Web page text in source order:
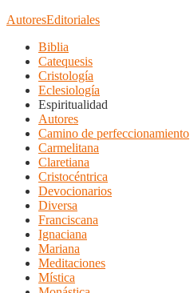
AutoresEditoriales
Biblia
Catequesis
Cristología
Eclesiología
Espiritualidad
Autores
Camino de perfeccionamiento
Carmelitana
Claretiana
Cristocéntrica
Devocionarios
Diversa
Franciscana
Ignaciana
Mariana
Meditaciones
Mística